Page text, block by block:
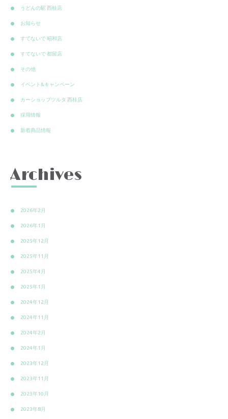
うどんの駅 西桂店
お知らせ
すてないで 昭和店
すてないで 都留店
その他
イベント&キャンペーン
カーショップツルタ 西桂店
採用情報
新着商品情報
Archives
2026年2月
2026年1月
2025年12月
2025年11月
2025年4月
2025年1月
2024年12月
2024年11月
2024年2月
2024年1月
2023年12月
2023年11月
2023年10月
2023年8月